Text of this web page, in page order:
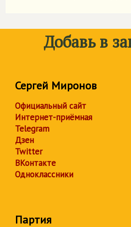
Добавь в
Сергей Миронов
Официальный сайт
Интернет-приёмная
Telegram
Дзен
Twitter
ВКонтакте
Одноклассники
Партия